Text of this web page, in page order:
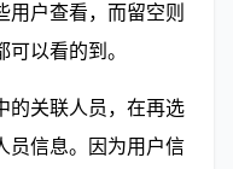
用户查看，而留空则
以看的到。
的关联人员，在再选
员信息。因为用户信